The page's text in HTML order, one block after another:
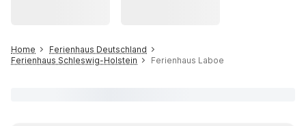
Home
Ferienhaus Deutschland
Ferienhaus Schleswig-Holstein
Ferienhaus Laboe